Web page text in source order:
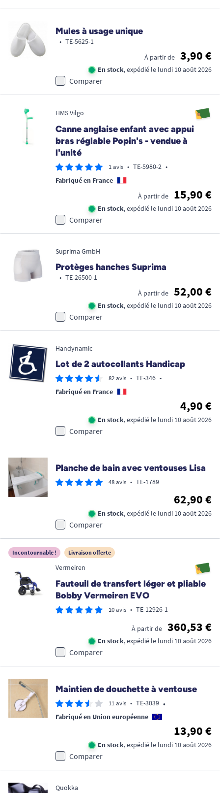
Mules à usage unique
• TE-5625-1
À partir de
3,90 €
En stock, expédié le lundi 10 août 2026
Comparer
HMS Vilgo
Canne anglaise enfant avec appui
bras réglable Popin's - vendue à
l'unité
1 avis • TE-5980-2 •
Fabriqué en France
À partir de
15,90 €
En stock, expédié le lundi 10 août 2026
Comparer
Suprima GmbH
Protèges hanches Suprima
• TE-26500-1
À partir de
52,00 €
En stock, expédié le lundi 10 août 2026
Comparer
Handynamic
Lot de 2 autocollants Handicap
82 avis • TE-346 •
Fabriqué en France
4,90 €
En stock, expédié le lundi 10 août 2026
Comparer
Planche de bain avec ventouses Lisa
48 avis • TE-1789
62,90 €
En stock, expédié le lundi 10 août 2026
Comparer
Incontournable ! Livraison offerte
Vermeiren
Fauteuil de transfert léger et pliable
Bobby Vermeiren EVO
10 avis • TE-12926-1
À partir de 360,53 €
En stock, expédié le lundi 10 août 2026
Comparer
Maintien de douchette à ventouse
11 avis • TE-3039 •
Fabriqué en Union européenne
13,90 €
En stock, expédié le lundi 10 août 2026
Comparer
Quokka